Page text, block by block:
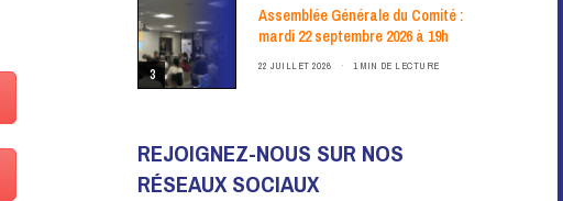
3
Assemblée Générale du Comité :
mardi 22 septembre 2026 à 19h
22 JUILLET 2026 1 MIN DE LECTURE
REJOIGNEZ-NOUS SUR NOS
RÉSEAUX SOCIAUX